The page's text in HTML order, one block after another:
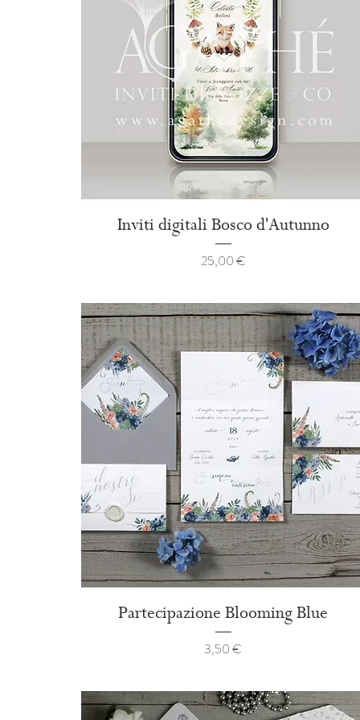
Inviti digitali Bosco d'Autunno
Prezzo
25,00 €
Partecipazione Blooming Blue
Prezzo
3,50 €